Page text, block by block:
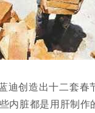
迪创造出十二套
脏都是用肝制作